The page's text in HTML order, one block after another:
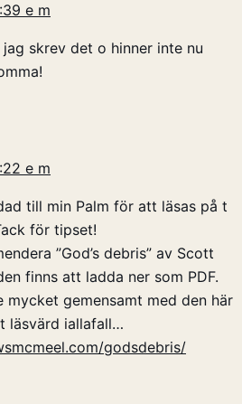
e m
skrev det o hinner inte nu
e m
till min Palm för att läsas på t
för tipset!
”God’s debris” av Scott
finns att ladda ner som PDF.
mycket gemensamt med den här
läsvärd iallafall…
godsdebris/